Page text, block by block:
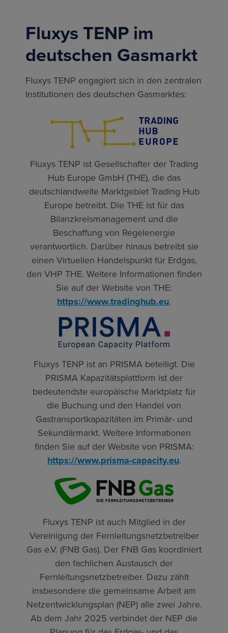
Fluxys TENP im
deutschen Gasmarkt
Fluxys TENP engagiert sich in den zentralen
Institutionen des deutschen Gasmarktes:
Fluxys TENP ist Gesellschafter der Trading
Hub Europe GmbH (THE), die das
deutschlandweite Marktgebiet Trading Hub
Europe betreibt. Die THE ist für das
Bilanzkreismanagement und die
Beschaffung von Regelenergie
verantwortlich. Darüber hinaus betreibt sie
einen Virtuellen Handelspunkt für Erdgas,
den VHP THE. Weitere Informationen finden
Sie auf der Website von THE:
https://www.tradinghub.eu.
Fluxys TENP ist an PRISMA beteiligt. Die
PRISMA Kapazitätsplattform ist der
bedeutendste europäische Marktplatz für
die Buchung und den Handel von
Gastransportkapazitäten im Primär- und
Sekundärmarkt. Weitere Informationen
finden Sie auf der Website von PRISMA:
https://www.prisma-capacity.eu.
Fluxys TENP ist auch Mitglied in der
Vereinigung der Fernleitungsnetzbetreiber
Gas e.V. (FNB Gas). Der FNB Gas koordiniert
den fachlichen Austausch der
Fernleitungsnetzbetreiber. Dazu zählt
insbesondere die gemeinsame Arbeit am
Netzentwicklungsplan (NEP) alle zwei Jahre.
Ab dem Jahr 2025 verbindet der NEP die